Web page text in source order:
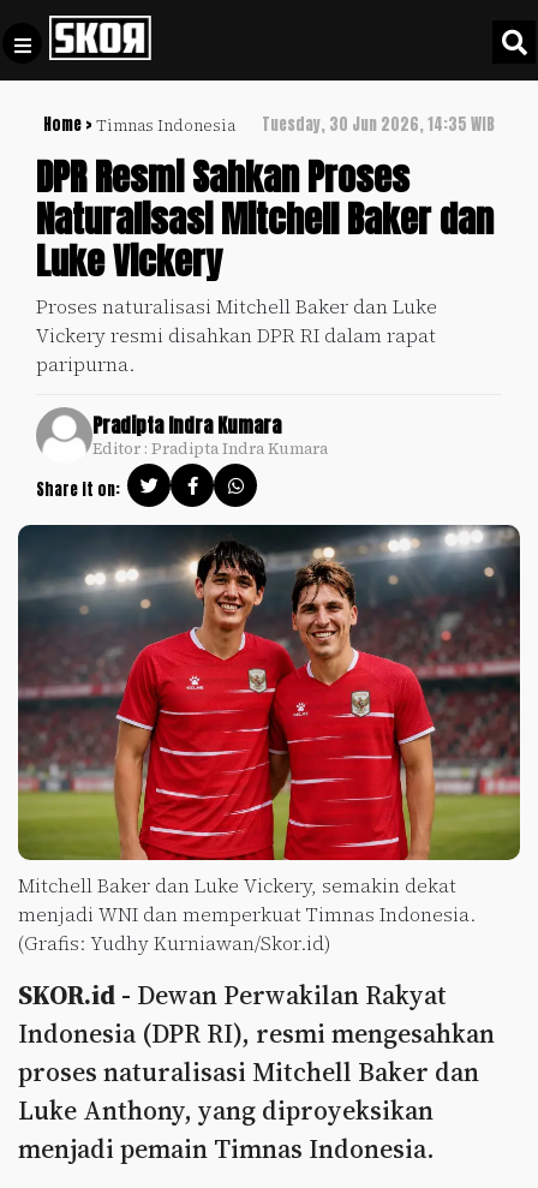
Home > Timnas Indonesia Tuesday, 30 Jun 2026, 14:35 WIB
DPR Resmi Sahkan Proses
Naturalisasi Mitchell Baker dan
Luke Vickery
Proses naturalisasi Mitchell Baker dan Luke
Vickery resmi disahkan DPR RI dalam rapat
paripurna.
Pradipta Indra Kumara
Editor : Pradipta Indra Kumara
Share it on:
Mitchell Baker dan Luke Vickery, semakin dekat
menjadi WNI dan memperkuat Timnas Indonesia.
(Grafis: Yudhy Kurniawan/Skor.id)
SKOR.id - Dewan Perwakilan Rakyat
Indonesia (DPR RI), resmi mengesahkan
proses naturalisasi Mitchell Baker dan
Luke Anthony, yang diproyeksikan
menjadi pemain Timnas Indonesia.
Football +
Culture +
+
Timnas
Indonesia
SKOR
SPECIAL
Video
Policy
Pedoman
Pemberitaan
Media
Siber
Disclaimer
Kami